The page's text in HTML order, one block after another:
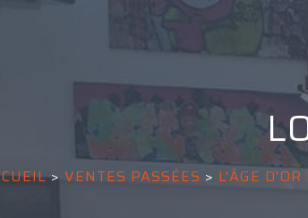
> VENTES PASSÉES > L'ÂGE